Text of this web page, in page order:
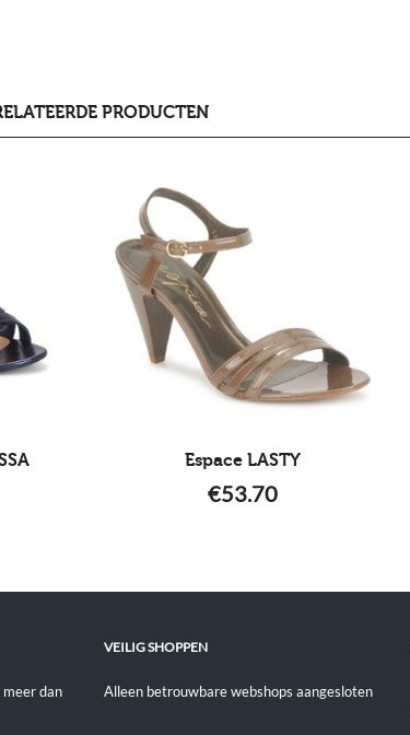
PRODUCTEN
Espace LASTY
€53.70
dan
VEILIG SHOPPEN
Alleen betrouwbare webshops aangesloten